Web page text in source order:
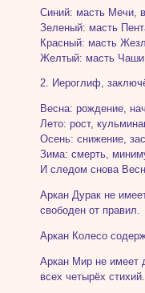
Синий: масть Мечи,
Зеленый: масть
Красный: масть
Желтый: масть Чаши,
2. Иероглиф,
Весна: рождение,
Лето: рост,
Осень: снижение,
Зима: смерть,
И следом снова
Аркан Дурак не
свободен от правил.
Аркан Колесо
Аркан Мир не имеет
всех четырёх стихий.